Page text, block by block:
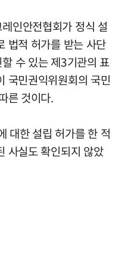
인안전협회가 정식 설
법적 허가를 받는 사단
수 있는 제3기관의 표
국민권익위원회의 국민
른 것이다.
대한 설립 허가를 한 적
사실도 확인되지 않았